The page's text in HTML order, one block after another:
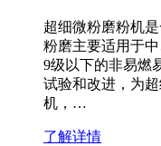
超细微粉磨粉机
粉磨主要适用于
9级以下的非易燃
试验和改进，为
机，…
了解详情